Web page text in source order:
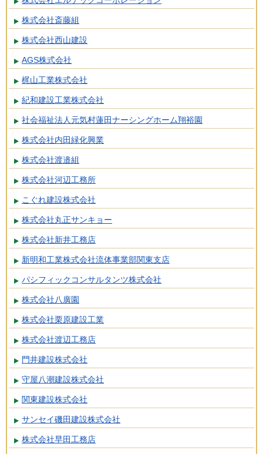
株式会社斎藤組
株式会社西山建設
AGS株式会社
梶山工業株式会社
紀和建設工業株式会社
社会福祉法人元気村蓮田ナーシングホーム翔裕園
株式会社内田緑化興業
株式会社渡邉組
株式会社河辺工務所
こぐれ建設株式会社
株式会社丸正サンキョー
株式会社新井工務店
新明和工業株式会社流体事業部関東支店
パシフィックコンサルタンツ株式会社
株式会社八廣園
株式会社栗原建設工業
株式会社渡辺工務店
門井建設株式会社
守屋八潮建設株式会社
関東建設株式会社
サンセイ磯田建設株式会社
株式会社早田工務店